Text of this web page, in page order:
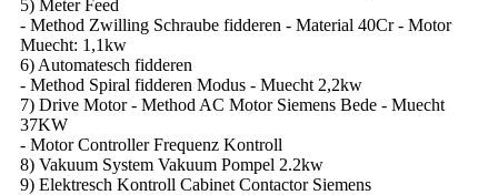
5) Meter Feed
- Method Zwilling Schraube fidderen - Material 40Cr - Motor
Muecht: 1,1kw
6) Automatesch fidderen
- Method Spiral fidderen Modus - Muecht 2,2kw
7) Drive Motor - Method AC Motor Siemens Bede - Muecht
37KW
- Motor Controller Frequenz Kontroll
8) Vakuum System Vakuum Pompel 2.2kw
9) Elektresch Kontroll Cabinet Contactor Siemens